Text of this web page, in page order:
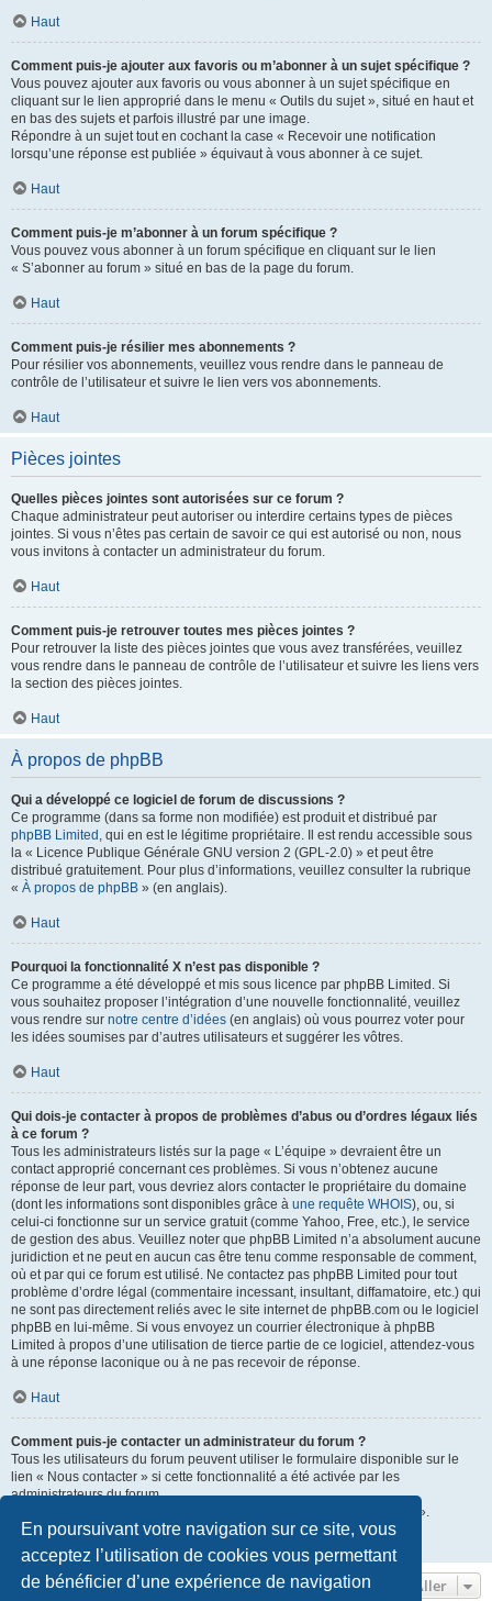
En poursuivant votre navigation sur ce site, vous
acceptez l’utilisation de cookies vous permettant
de bénéficier d’une expérience de navigation
Haut
Comment puis-je ajouter aux favoris ou m’abonner à un sujet spécifique ?
Vous pouvez ajouter aux favoris ou vous abonner à un sujet spécifique en
cliquant sur le lien approprié dans le menu « Outils du sujet », situé en haut et
en bas des sujets et parfois illustré par une image.
Répondre à un sujet tout en cochant la case « Recevoir une notification
lorsqu’une réponse est publiée » équivaut à vous abonner à ce sujet.
Haut
Comment puis-je m’abonner à un forum spécifique ?
Vous pouvez vous abonner à un forum spécifique en cliquant sur le lien
« S’abonner au forum » situé en bas de la page du forum.
Haut
Comment puis-je résilier mes abonnements ?
Pour résilier vos abonnements, veuillez vous rendre dans le panneau de
contrôle de l’utilisateur et suivre le lien vers vos abonnements.
Haut
Pièces jointes
Quelles pièces jointes sont autorisées sur ce forum ?
Chaque administrateur peut autoriser ou interdire certains types de pièces
jointes. Si vous n’êtes pas certain de savoir ce qui est autorisé ou non, nous
vous invitons à contacter un administrateur du forum.
Haut
Comment puis-je retrouver toutes mes pièces jointes ?
Pour retrouver la liste des pièces jointes que vous avez transférées, veuillez
vous rendre dans le panneau de contrôle de l’utilisateur et suivre les liens vers
la section des pièces jointes.
Haut
À propos de phpBB
Qui a développé ce logiciel de forum de discussions ?
Ce programme (dans sa forme non modifiée) est produit et distribué par
phpBB Limited , qui en est le légitime propriétaire. Il est rendu accessible sous
la « Licence Publique Générale GNU version 2 (GPL-2.0) » et peut être
distribué gratuitement. Pour plus d’informations, veuillez consulter la rubrique
« À propos de phpBB » (en anglais).
Haut
Pourquoi la fonctionnalité X n’est pas disponible ?
Ce programme a été développé et mis sous licence par phpBB Limited. Si
vous souhaitez proposer l’intégration d’une nouvelle fonctionnalité, veuillez
vous rendre sur notre centre d’idées (en anglais) où vous pourrez voter pour
les idées soumises par d’autres utilisateurs et suggérer les vôtres.
Haut
Qui dois-je contacter à propos de problèmes d’abus ou d’ordres légaux liés
à ce forum ?
Tous les administrateurs listés sur la page « L’équipe » devraient être un
contact approprié concernant ces problèmes. Si vous n’obtenez aucune
réponse de leur part, vous devriez alors contacter le propriétaire du domaine
(dont les informations sont disponibles grâce à une requête WHOIS), ou, si
celui-ci fonctionne sur un service gratuit (comme Yahoo, Free, etc.), le service
de gestion des abus. Veuillez noter que phpBB Limited n’a absolument aucune
juridiction et ne peut en aucun cas être tenu comme responsable de comment,
où et par qui ce forum est utilisé. Ne contactez pas phpBB Limited pour tout
problème d’ordre légal (commentaire incessant, insultant, diffamatoire, etc.) qui
ne sont pas directement reliés avec le site internet de phpBB.com ou le logiciel
phpBB en lui-même. Si vous envoyez un courrier électronique à phpBB
Limited à propos d’une utilisation de tierce partie de ce logiciel, attendez-vous
à une réponse laconique ou à ne pas recevoir de réponse.
Haut
Comment puis-je contacter un administrateur du forum ?
Tous les utilisateurs du forum peuvent utiliser le formulaire disponible sur le
lien « Nous contacter » si cette fonctionnalité a été activée par les
administrateurs du forum.
Les membres du forum peuvent également utiliser le lien « L’équipe ».
Aller